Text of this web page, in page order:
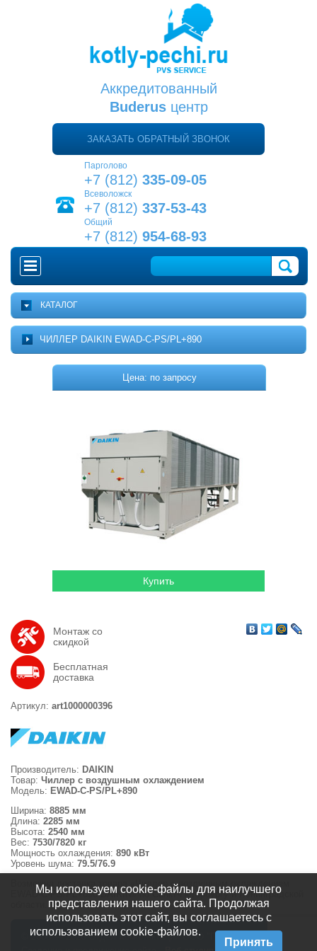
Аккредитованный
Buderusцентр
ЗАКАЗАТЬ ОБРАТНЫЙ ЗВОНОК
Парголово
+7 (812) 335-09-05
Всеволожск
+7 (812) 337-53-43
Общий
+7 (812) 954-68-93
ГЛАВНАЯ
О ПРОЕКТЕ
ДОСТАВКА
КОНТАКТЫ
КАТАЛОГ
Комплектующие для котельных
Гидромассажные бассейны
Локальная канализация
ЧИЛЛЕР DAIKIN EWAD-C-PS/PL+890
Цена: по запросу
Монтаж со
скидкой
Бесплатная
доставка
Артикул: art1000000396
Производитель: DAIKIN
Товар: Чиллер с воздушным охлаждением
Модель: EWAD-C-PS/PL+890
Ширина: 8885 мм
Длина: 2285 мм
Высота: 2540 мм
Вес: 7530/7820 кг
Мощность охлаждения: 890 кВт
Уровень шума: 79.5/76.9
Возможна доставка товара «Чиллер с воздушным охлаждением
EWAD-C-PS/PL+890 DAIKIN» по Санкт-Петербургу и Ленинградской
© 2008 — 2026 Отдел Комплектации ООО "ПВС СЕРВИС"
Мы используем cookie-файлы для наилучшего
представления нашего сайта. Продолжая
использовать этот сайт, вы соглашаетесь с
использованием cookie-файлов.
Принять